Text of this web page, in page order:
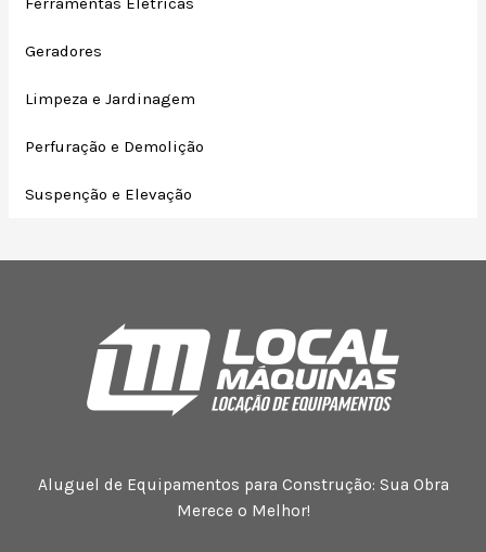
Geradores
Limpeza e Jardinagem
Perfuração e Demolição
Suspenção e Elevação
Aluguel de Equipamentos para Construção: Sua Obra
Merece o Melhor!